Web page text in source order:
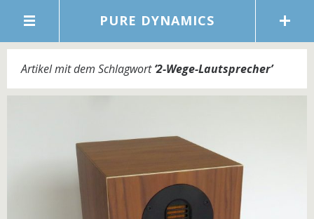
PURE DYNAMICS
Artikel mit dem Schlagwort‘2-Wege-Lautsprecher’